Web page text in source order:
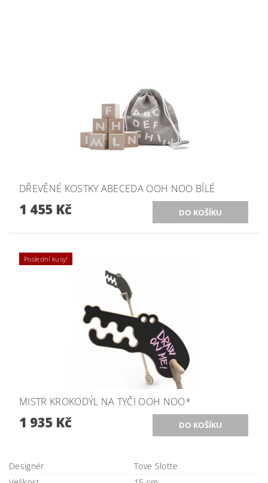
DŘEVĚNÉ KOSTKY ABECEDA OOH NOO BÍLÉ
1 455 Kč
Poslední kusy!
MISTR KROKODÝL NA TYČI OOH NOO*
1 935 Kč
Designér
Tove Slotte